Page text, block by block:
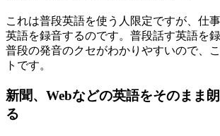
これは普段英語を使う人限定ですが、仕
英語を録音するのです。普段話す英語を
普段の発音のクセがわかりやすいので、
トです。
新聞、Webなどの英語をそのまま
る